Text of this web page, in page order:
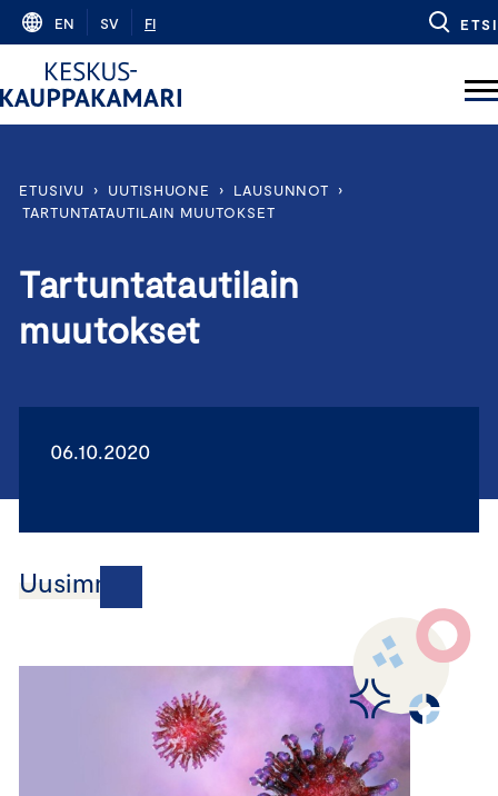
Skip
content
EN SV FI ETSI
ETUSIVU › UUTISHUONE › LAUSUNNOT
›
TARTUNTATAUTILAIN MUUTOKSET
Tartuntatautilain
muutokset
06.10.2020
Uusimmat